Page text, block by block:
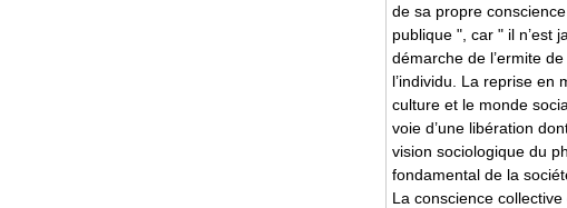
de sa propre
publique ", car " il n’est
démarche de l’ermite
l’individu. La reprise en
culture et le monde
voie d’une libération
vision sociologique du
fondamental de la
La conscience